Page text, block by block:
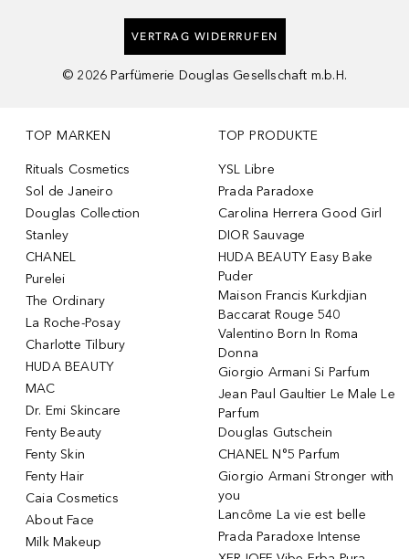
VERTRAG WIDERRUFEN
© 2026 Parfümerie Douglas Gesellschaft m.b.H.
TOP MARKEN
Rituals Cosmetics
Sol de Janeiro
Douglas Collection
Stanley
CHANEL
Purelei
The Ordinary
La Roche-Posay
Charlotte Tilbury
HUDA BEAUTY
MAC
Dr. Emi Skincare
Fenty Beauty
Fenty Skin
Fenty Hair
Caia Cosmetics
About Face
Milk Makeup
TOP PRODUKTE
YSL Libre
Prada Paradoxe
Carolina Herrera Good Girl
DIOR Sauvage
HUDA BEAUTY Easy Bake
Puder
Maison Francis Kurkdjian
Baccarat Rouge 540
Valentino Born In Roma
Donna
Giorgio Armani Si Parfum
Jean Paul Gaultier Le Male Le
Parfum
Douglas Gutschein
CHANEL N°5 Parfum
Giorgio Armani Stronger with
you
Lancôme La vie est belle
Prada Paradoxe Intense